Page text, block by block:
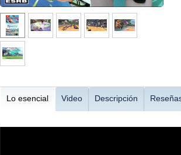
Lo esencial Video Descripción